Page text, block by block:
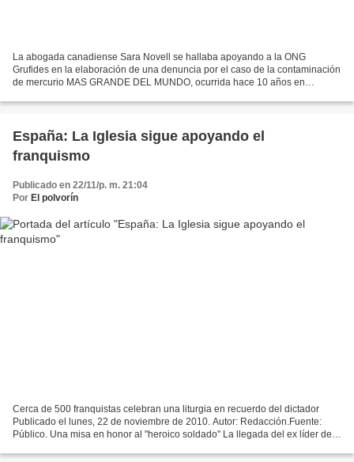
La abogada canadiense Sara Novell se hallaba apoyando a la ONG
Grufides en la elaboración de una denuncia por el caso de la contaminación
de mercurio MAS GRANDE DEL MUNDO, ocurrida hace 10 años en
España: La Iglesia sigue apoyando el
franquismo
Publicado en 22/11/p. m. 21:04
Por El polvorín
Cerca de 500 franquistas celebran una liturgia en recuerdo del dictador
Publicado el lunes, 22 de noviembre de 2010. Autor: Redacción.Fuente:
Público. Una misa en honor al "heroico soldado" La llegada del ex líder de